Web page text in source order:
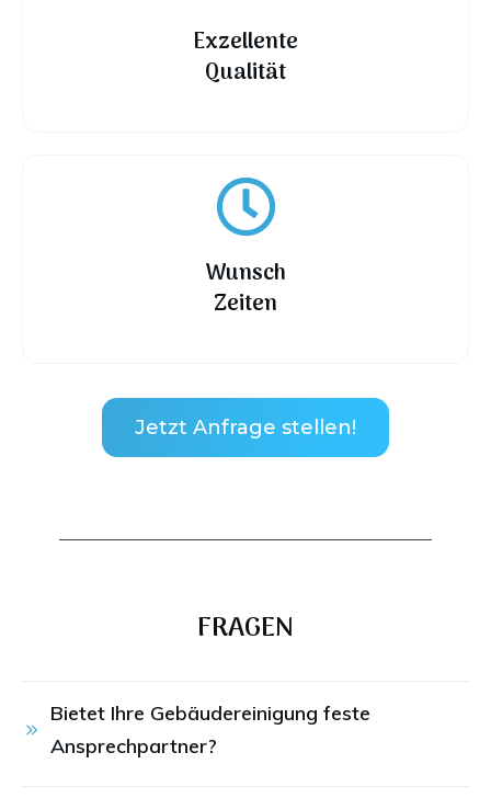
Exzellente
Qualität
Wunsch
Zeiten
Jetzt Anfrage stellen!
FRAGEN
Bietet Ihre Gebäudereinigung feste
Ansprechpartner?